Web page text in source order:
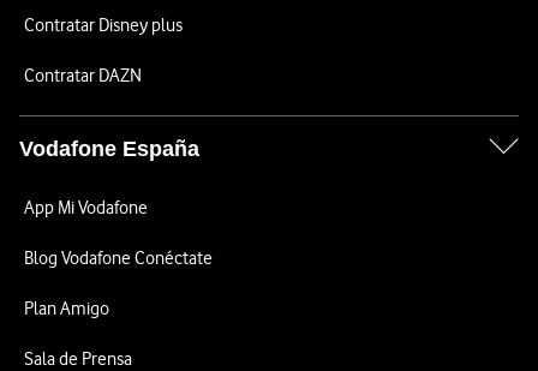
Contratar Disney plus
Contratar DAZN
Vodafone España
App Mi Vodafone
Blog Vodafone Conéctate
Plan Amigo
Sala de Prensa